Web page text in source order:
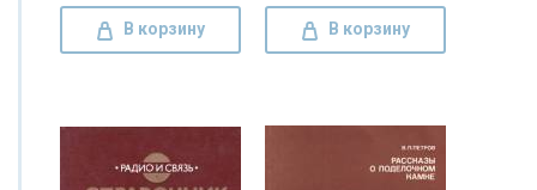
В корзину В корзину